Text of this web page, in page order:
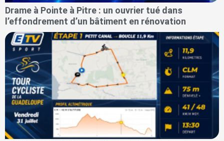
Drame à Pointe à Pitre : un ouvrier tué dans
l’effondrement d’un bâtiment en rénovation